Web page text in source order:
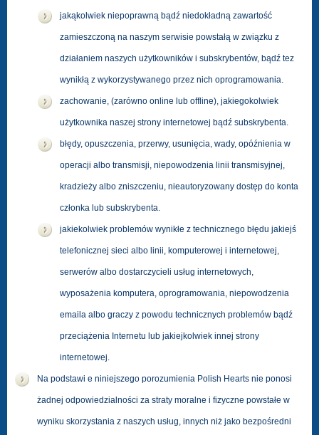
jakąkolwiek niepoprawną bądź niedokładną zawartość
zamieszczoną na naszym serwisie powstałą w związku z
działaniem naszych użytkowników i subskrybentów, bądź tez
wynikłą z wykorzystywanego przez nich oprogramowania.
zachowanie, (zarówno online lub offline), jakiegokolwiek
użytkownika naszej strony internetowej bądź subskrybenta.
błędy, opuszczenia, przerwy, usunięcia, wady, opóźnienia w
operacji albo transmisji, niepowodzenia linii transmisyjnej,
kradzieży albo zniszczeniu, nieautoryzowany dostęp do konta
członka lub subskrybenta.
jakiekolwiek problemów wynikłe z technicznego błędu jakiejś
telefonicznej sieci albo linii, komputerowej i internetowej,
serwerów albo dostarczycieli usług internetowych,
wyposażenia komputera, oprogramowania, niepowodzenia
emaila albo graczy z powodu technicznych problemów bądź
przeciążenia Internetu lub jakiejkolwiek innej strony
internetowej.
Na podstawi e niniejszego porozumienia Polish Hearts nie ponosi
żadnej odpowiedzialności za straty moralne i fizyczne powstałe w
wyniku skorzystania z naszych usług, innych niż jako bezpośredni